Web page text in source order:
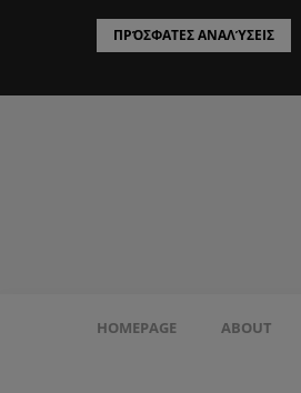
ΠΡΌΣΦΑΤΕΣ ΑΝΑΛΎΣΕΙΣ
Προστασία του Πληθυσμού από το
HOMEPAGE ABOUT